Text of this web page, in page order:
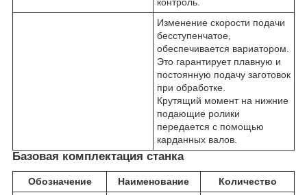
Изменение скорости подачи
бесступенчатое,
обеспечивается вариатором.
Это гарантирует плавную и
постоянную подачу заготовок
при обработке.
Крутящий момент на нижние
подающие ролики
передается с помощью
карданных валов.
Базовая комплектация станка
Обозначение Наименование
Количество